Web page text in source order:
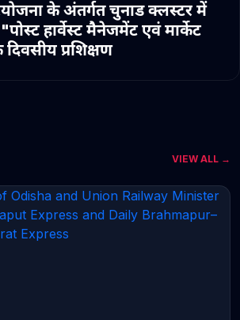
के अंतर्गत चुनाड क्लस्टर में
हार्वेस्ट मैनेजमेंट एवं मार्केट
प्रशिक्षण
VIEW ALL →